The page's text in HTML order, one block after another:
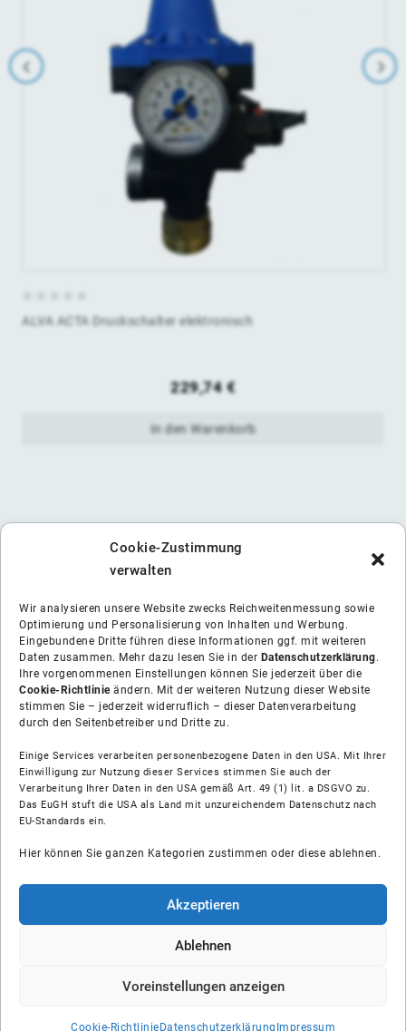
Cookie-Zustimmung
verwalten
Wir analysieren unsere Website zwecks Reichweitenmessung sowie
Optimierung und Personalisierung von Inhalten und Werbung.
Eingebundene Dritte führen diese Informationen ggf. mit weiteren
Daten zusammen. Mehr dazu lesen Sie in der Datenschutzerklärung.
Ihre vorgenommenen Einstellungen können Sie jederzeit über die
Cookie-Richtlinieändern. Mit der weiteren Nutzung dieser Website
stimmen Sie – jederzeit widerruflich – dieser Datenverarbeitung
durch den Seitenbetreiber und Dritte zu.
Einige Services verarbeiten personenbezogene Daten in den USA. Mit Ihrer
Einwilligung zur Nutzung dieser Services stimmen Sie auch der
Verarbeitung Ihrer Daten in den USA gemäß Art. 49 (1) lit. a DSGVO zu.
Das EuGH stuft die USA als Land mit unzureichendem Datenschutz nach
EU-Standards ein.
Hier können Sie ganzen Kategorien zustimmen oder diese ablehnen.
Akzeptieren
Ablehnen
Voreinstellungen anzeigen
Cookie-Richtlinie Datenschutzerklärung Impressum
ALVA ACTA Druckschalter elektronisch
229,74€
In den Warenkorb
Über uns
Soziale Medien